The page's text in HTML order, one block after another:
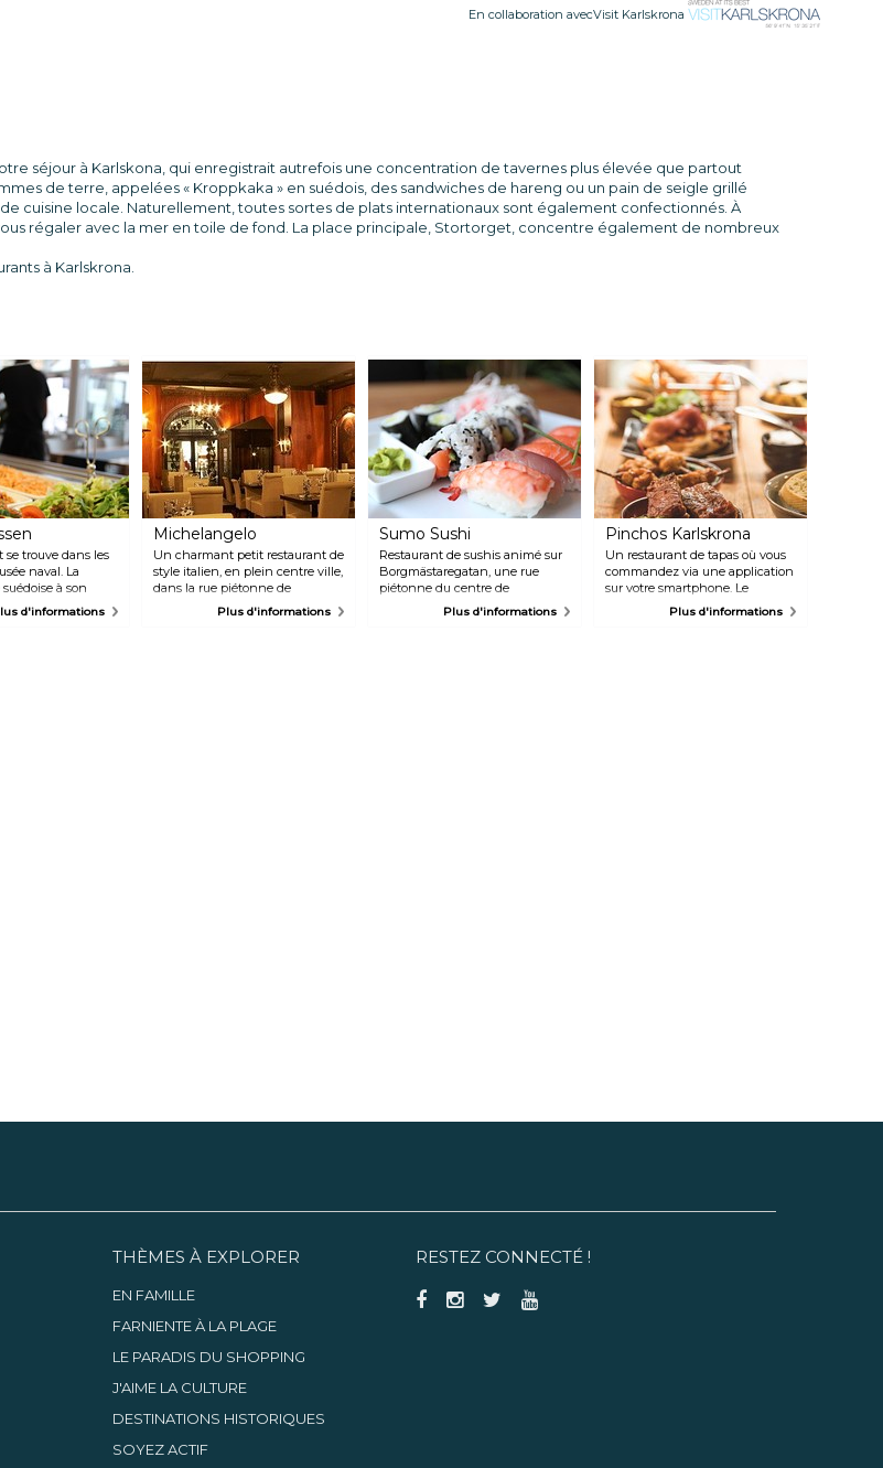
En collaboration avecVisit Karlskrona
séjour à Karlskona, qui enregistrait autrefois une concentration de tavernes plus élevée que partout
de terre, appelées « Kroppkaka » en suédois, des sandwiches de hareng ou un pain de seigle grillé
cuisine locale. Naturellement, toutes sortes de plats internationaux sont également confectionnés. À
régaler avec la mer en toile de fond. La place principale, Stortorget, concentre également de nombreux
à Karlskrona.
se trouve dans les
naval. La
à son
délicieuse
d'informations
Michelangelo
Un charmant petit restaurant de
style italien, en plein centre ville,
dans la rue piétonne de
Ronnebygatan. Espace à
Plus d'informations
Sumo Sushi
Restaurant de sushis animé sur
Borgmästaregatan, une rue
piétonne du centre de
Karlskrona. Toutes les spécialités
Plus d'informations
Pinchos Karlskrona
Un restaurant de tapas où vous
commandez via une application
sur votre smartphone. Le
restaurant propose une grande
Plus d'informations
THÈMES À EXPLORER
EN FAMILLE
FARNIENTE À LA PLAGE
LE PARADIS DU SHOPPING
J'AIME LA CULTURE
DESTINATIONS HISTORIQUES
SOYEZ ACTIF
RESTEZ CONNECTÉ !